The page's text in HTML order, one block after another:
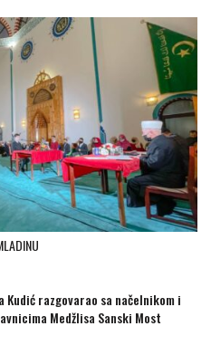
razgovarao sa načelnikom i
Medžlisa Sanski Most